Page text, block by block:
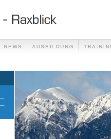
NEWS AUSBILDUNG